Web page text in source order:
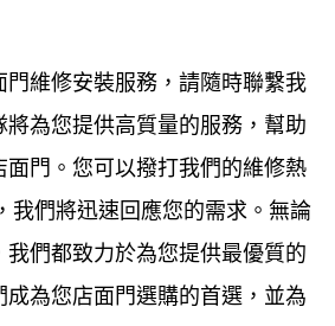
門維修安裝服務，請隨時聯繫我
為您提供高質量的服務 ， 幫助
面門 。您可以撥打我們的維修熱
我們將迅速回應您的需求。無論
們都致力於為您提供最優質的
成為您店面門選購的首選，並為